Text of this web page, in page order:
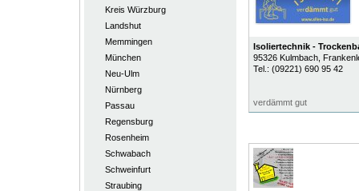
Kreis Würzburg
Landshut
Memmingen
München
Neu-Ulm
Nürnberg
Passau
Regensburg
Rosenheim
Schwabach
Schweinfurt
Straubing
Isoliertechnik -
95326 Kulmbach,
Tel.: (09221) 690 95 42
verdämmt gut